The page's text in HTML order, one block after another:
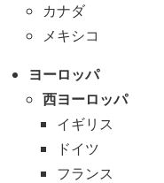
カナダ
メキシコ
ヨーロッパ
西ヨーロッパ
イギリス
ドイツ
フランス